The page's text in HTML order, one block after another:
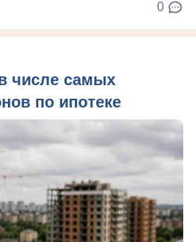
0
числе самых
по ипотеке